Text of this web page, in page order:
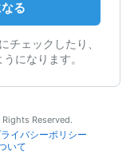
る
チェックしたり、
になります。
Reserved.
イバシーポリシー
いて